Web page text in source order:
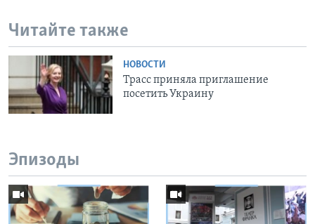
Читайте также
НОВОСТИ
Трасс приняла приглашение
посетить Украину
Эпизоды